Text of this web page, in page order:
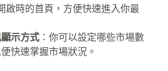
啟時的首頁，方便快速進入你最
示方式 ：你可以設定哪些市場數
快速掌握市場狀況。